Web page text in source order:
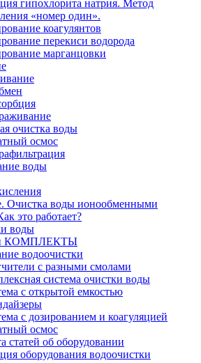
гипохлорита натрия. Метод
«номер один».
коагулянтов
перекиси водорода
марганцовки
очистка воды
осмос
воды
Очистка воды ионообменными
это работает?
воды
КОМПЛЕКТЫ
водоочистки
с разными смолами
система очистки воды
с открытой емкостью
с дозированием и коагуляцией
осмос
статей об оборудовании
оборудования водоочистки